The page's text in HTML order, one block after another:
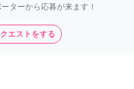
ターから応募が来ます！
エストをする